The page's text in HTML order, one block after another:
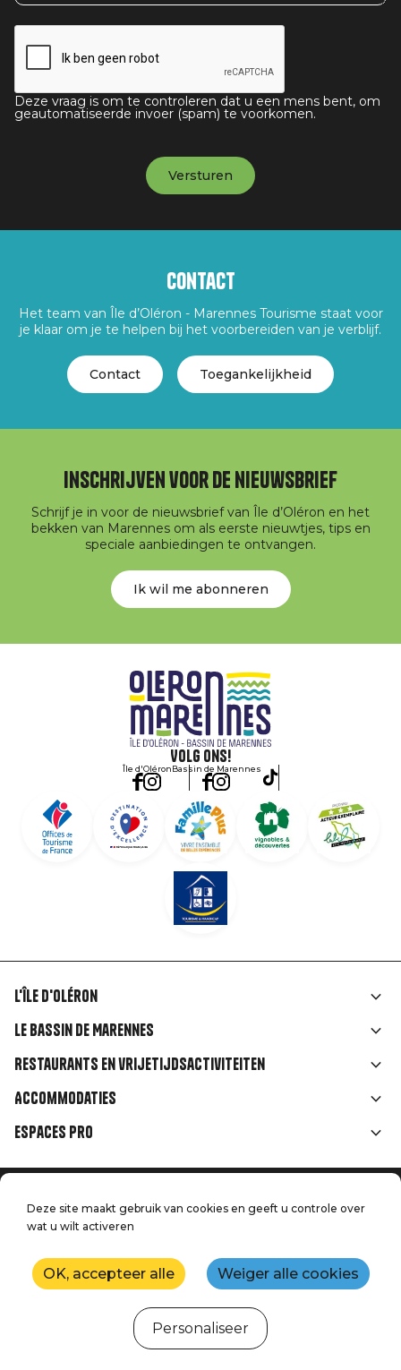
Deze vraag is om te controleren dat u een mens bent, om
geautomatiseerde invoer (spam) te voorkomen.
Contact
Het team van Île d’Oléron - Marennes Tourisme staat voor
je klaar om je te helpen bij het voorbereiden van je verblijf.
Contact Toegankelijkheid
Inschrijven voor de nieuwsbrief
Schrijf je in voor de nieuwsbrief van Île d’Oléron en het
bekken van Marennes om als eerste nieuwtjes, tips en
speciale aanbiedingen te ontvangen.
Ik wil me abonneren
Volg ons!
Île d'OléronBassin de Marennes
Liens
rubriques
L'île d'Oléron
Le Bassin de Marennes
Restaurants en vrijetijdsactiviteiten
Accommodaties
Espaces Pro
Menu
de
Juridische informatie
Druk op
Neem contact met ons op
Kaart
Productie: StudioJuillet
Deze site maakt gebruik van cookies en geeft u controle over
wat u wilt activeren
OK, accepteer alle Weiger alle cookies
Personaliseer